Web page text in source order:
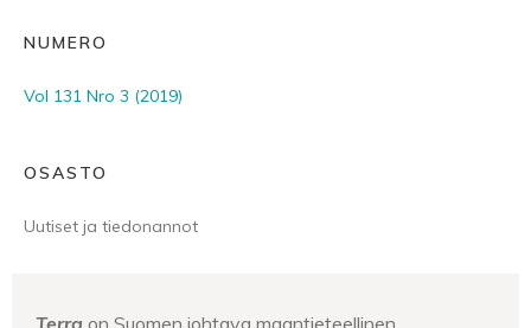
NUMERO
Vol 131 Nro 3 (2019)
OSASTO
Uutiset ja tiedonannot
Terra on Suomen johtava maantieteellinen